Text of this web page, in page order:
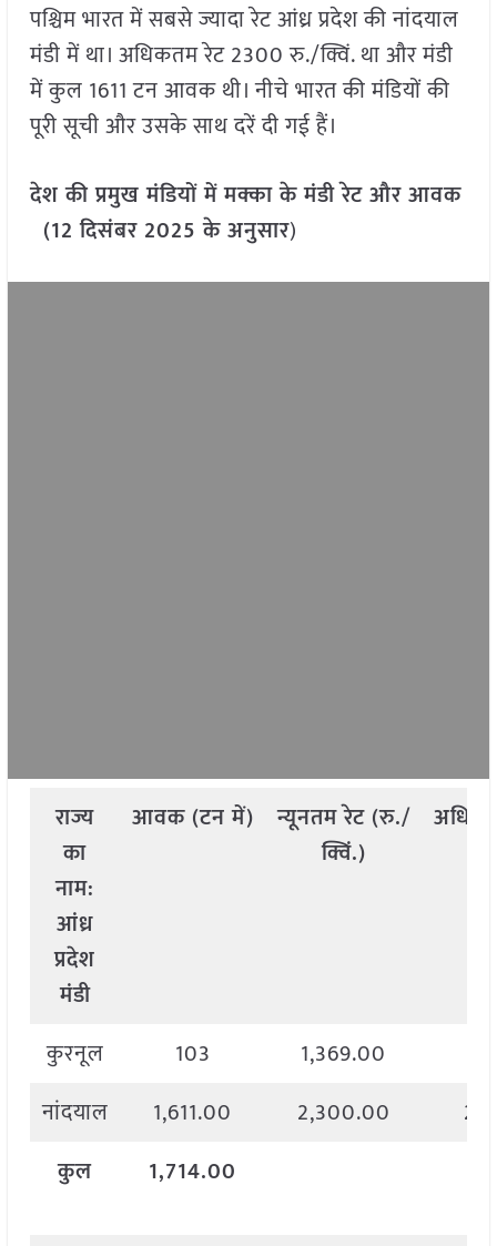
पश्चिम भारत में सबसे ज्यादा रेट आंध्र प्रदेश की नांदयाल
मंडी में था। अधिकतम रेट 2300 रु./क्विं. था और मंडी
में कुल 1611 टन आवक थी। नीचे भारत की मंडियों की
पूरी सूची और उसके साथ दरें दी गई हैं।
देश की प्रमुख मंडियों में मक्का के मंडी रेट और आवक
(12 दिसंबर 2025 के अनुसार)
राज्य
का
नाम:
आंध्र
प्रदेश
मंडी
आवक (टनमें) न्यूनतमरेट (रु./
क्विं.)
कुरनूल 103 1,369.00
नांदयाल
1,611.00 2,300.00
कुल
1,714.00